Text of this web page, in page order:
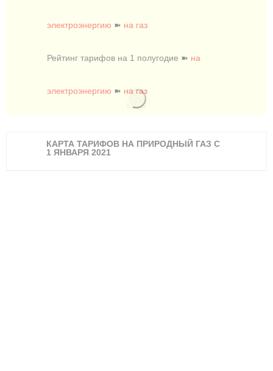
электроэнергию ➽ на газ
Рейтинг тарифов на 1 полугодие ➽ на
электроэнергию ➽ на газ
КАРТА ТАРИФОВ НА ПРИРОДНЫЙ ГАЗ С
1 ЯНВАРЯ 2021